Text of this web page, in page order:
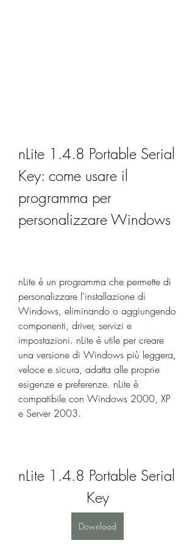
nLite 1.4.8 Portable Serial
Key: come usare il
programma per
personalizzare Windows
nLite è un programma che permette di
personalizzare l'installazione di
Windows, eliminando o aggiungendo
componenti, driver, servizi e
impostazioni. nLite è utile per creare
una versione di Windows più leggera,
veloce e sicura, adatta alle proprie
esigenze e preferenze. nLite è
compatibile con Windows 2000, XP
e Server 2003.
nLite 1.4.8 Portable Serial
Key
Download